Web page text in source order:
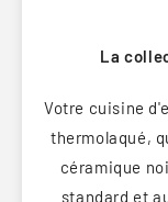
La
Votre cuisine
thermolaqué,
céramique
standard et